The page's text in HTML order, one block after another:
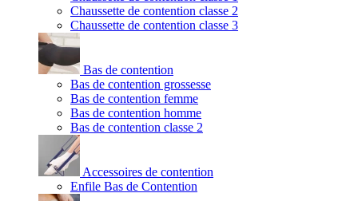
Chaussette de contention classe 2
Chaussette de contention classe 3
Bas de contention
Bas de contention grossesse
Bas de contention femme
Bas de contention homme
Bas de contention classe 2
Accessoires de contention
Enfile Bas de Contention